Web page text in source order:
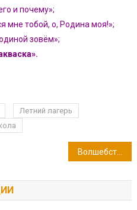
и почему»;
мне тобой, о, Родина моя!»;
зовём»;
Летний лагерь
Волшебство приходит в гости